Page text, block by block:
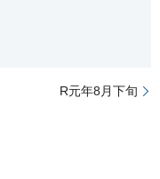
R元年8月下旬